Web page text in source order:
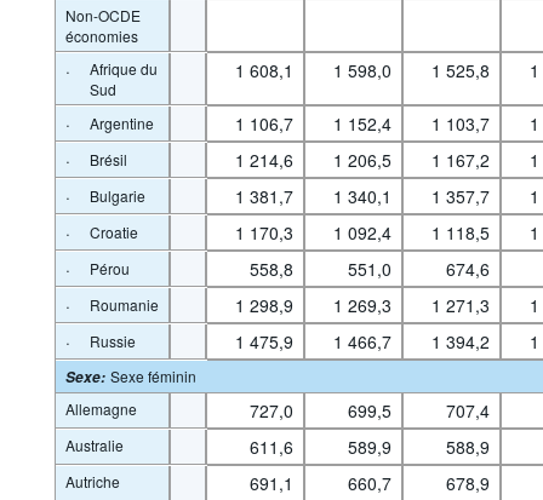
Non-OCDE
économies
·
Afrique du
Sud
1 608,1 1 598,0 1 525,8
· Argentine 1 106,7 1 152,4 1 103,7
·
Brésil 1 214,6 1 206,5 1 167,2
·
Bulgarie 1 381,7 1 340,1 1 357,7
·
Croatie 1 170,3 1 092,4 1 118,5
·
Pérou 558,8 551,0
674,6
·
Roumanie 1 298,9 1 269,3 1 271,3
·
Russie 1 475,9 1 466,7 1 394,2
Sexe: Sexe féminin
Allemagne
727,0 699,5 707,4
Australie 611,6 589,9 588,9
Autriche 691,1 660,7 678,9